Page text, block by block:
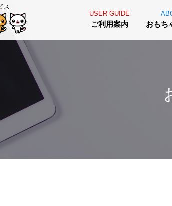
USER GUIDE
ご利用案内 おもち